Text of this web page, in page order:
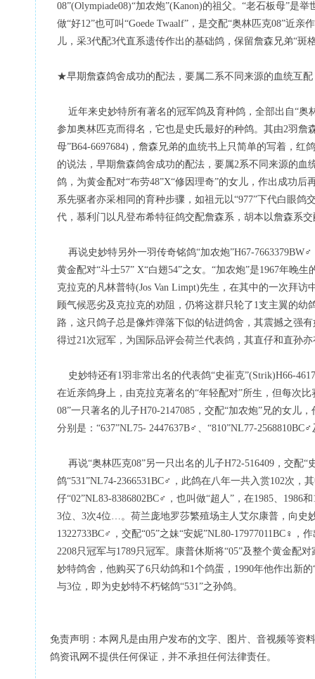
08”(Olympiade08)“加农炮”(Kanon)的祖父。“老石板母”是
做“好12”也可叫“Goede Twaalf”，是交配“奥林匹克08”近
儿，采3代配3代直系遗传作出的基础鸽，保留詹森兄弟“斑
★早期詹森鸽舍成功的配法，要属二系不同来源的血统互配
近年来史妙特所有著名的冠军鸽及育种鸽，全部出自“奥
参加奥林匹克而得名，它也是史氏最好的种鸽。其由2羽詹
母”B64-6697684)，詹森兄弟的血统书上只简单的写着，
的说法，早期詹森鸽舍成功的配法，要属2系不同来源的血
鸽，为黄金配对“布劳48”X“修因理奇”的女儿，作出成功
系先驱者亦采相同的育种步骤，如祖元以“977”下代白眼
代，慕利门以凡登布希特征鸽交配詹森系，胡本以詹森系
再说史妙特另外一羽传奇铭鸽“加农炮”H67-7663379BW♂
黄金配对“斗士57” X“白翅54”之女。“加农炮”是1967年晚
克拉克的凡林普特(Jos Van Limpt)先生，在其中的一次拜
顾气候恶劣及克拉克的劝阻，仍将这群只轮了1支主翼的
路，这只鸽子总是像炸弹落下似的钻进鸽舍，其震撼之强
得过21次冠军，为国际品评会荷兰代表鸽，其直仔和直孙
史妙特还有1羽非常出名的代表鸽“史崔克”(Strik)H66-
在近亲鸽身上，由克拉克著名的“年轻配对”所生，但每次
08”一只著名的儿子H70-2147085，交配“加农炮”兄的女儿
分别是：“637”NL75- 2447637B♂、“810”NL77-
再说“奥林匹克08”另一只出名的儿子H72-516409，交配“
鸽“531”NL74-2366531BC♂，此鸽在八年一共入赏102次，
仔“02”NL83-8386802BC♂，也叫做“超人”，在1985、1986
3位、3次4位…。荷兰庞地罗莎繁殖场主人艾尔康普，向史
1322733BC♂，交配“05”之妹“安妮”NL80-17977011BC♀，
2208只冠军与1789只冠军。康普休斯将“05”及整个黄金配
妙特鸽舍，他购买了6只幼鸽和1个鸽蛋，1990年他作出新
与3位，即为史妙特不朽铭鸽“531”之孙鸽。
免责声明：本网凡是由用户发布的文字、图片、音视频等资
鸽资讯网不提供任何保证，并不承担任何法律责任。